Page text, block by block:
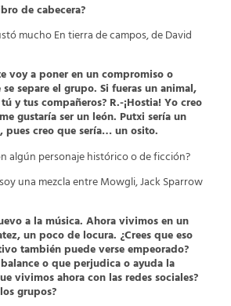
de cabecera?
mucho En tierra de campos, de David
voy a poner en un compromiso o
separe el grupo. Si fueras un animal,
y tus compañeros? R.-¡Hostia! Yo creo
gustaría ser un león. Putxi sería un
pues creo que sería… un osito.
algún personaje histórico o de ficción?
una mezcla entre Mowgli, Jack Sparrow
a la música. Ahora vivimos en un
un poco de locura. ¿Crees que eso
también puede verse empeorado?
o que perjudica o ayuda la
vivimos ahora con las redes sociales?
grupos?